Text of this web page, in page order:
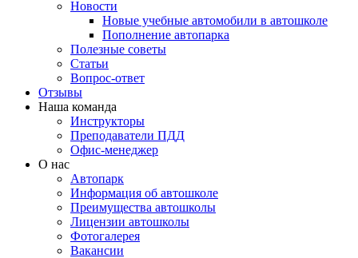
Новости
Новые учебные автомобили в автошколе
Пополнение автопарка
Полезные советы
Статьи
Вопрос-ответ
Отзывы
Наша команда
Инструкторы
Преподаватели ПДД
Офис-менеджер
О нас
Автопарк
Информация об автошколе
Преимущества автошколы
Лицензии автошколы
Фотогалерея
Вакансии